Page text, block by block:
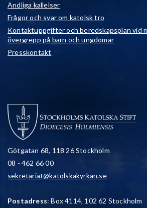
Andliga kallelser
Frågor och svar om katolsk tro
Kontaktuppgifter och beredskapsplan vid
övergrepp på barn och ungdomar
Presskontakt
Götgatan 68, 118 26 Stockholm
08 - 462 66 00
sekretariat@katolskakyrkan.se
Postadress: Box 4114, 102 62 Stockholm